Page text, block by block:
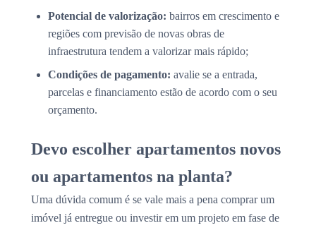
Potencial de valorização: bairros em crescimento e
regiões com previsão de novas obras de
infraestrutura tendem a valorizar mais rápido;
Condições de pagamento: avalie se a entrada,
parcelas e financiamento estão de acordo com o seu
orçamento.
Devo escolher apartamentos novos
ou apartamentos na planta?
Uma dúvida comum é se vale mais a pena comprar um
imóvel já entregue ou investir em um projeto em fase de